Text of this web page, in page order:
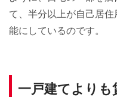
て、半分以上が自己居
能にしているのです。
一戸建てよりも